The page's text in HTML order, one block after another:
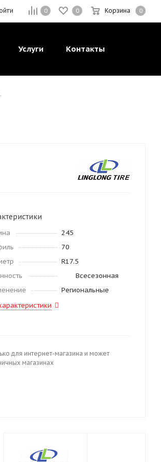
0 0 Корзина 0
Услуги Контакты
245
70
R17.5
Всесезонная
Региональные
для интернет-магазина и может
магазинах